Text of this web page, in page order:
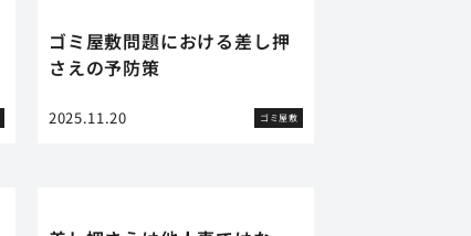
ゴミ屋敷問題における差し押
さえの予防策
2025.11.20 ゴミ屋敷